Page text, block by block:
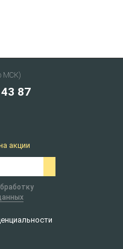
МСК)
87
акции